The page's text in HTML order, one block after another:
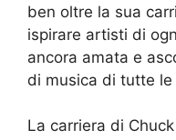
ben oltre la sua
ispirare artisti di
ancora amata e
di musica di tutte le
La carriera di